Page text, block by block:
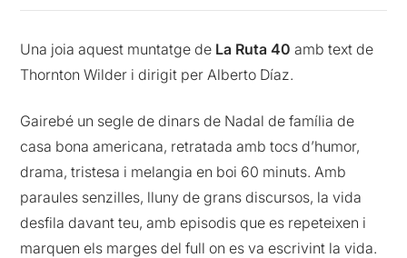
Una joia aquest muntatge de La Ruta 40 amb text de
Thornton Wilder i dirigit per Alberto Díaz.
Gairebé un segle de dinars de Nadal de família de
casa bona americana, retratada amb tocs d’humor,
drama, tristesa i melangia en boi 60 minuts. Amb
paraules senzilles, lluny de grans discursos, la vida
desfila davant teu, amb episodis que es repeteixen i
marquen els marges del full on es va escrivint la vida.